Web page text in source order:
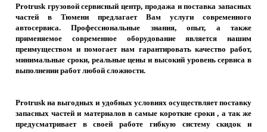
Protrusk грузовой сервисный центр, продажа и поставка запасных
частей в Тюмени предлагает Вам услуги современного
автосервиса. Профессиональные знания, опыт, а также
применяемое современное оборудование является нашим
преимуществом и помогает нам гарантировать качество работ,
минимальные сроки, реальные цены и высокий уровень сервиса в
выполнении работ любой сложности.
Protrusk на выгодных и удобных условиях осуществляет поставку
запасных частей и материалов в самые короткие сроки , а так же
предусматривает в своей работе гибкую систему скидок и